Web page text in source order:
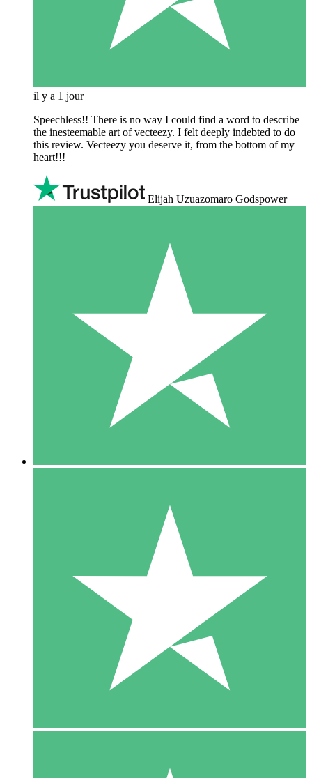
il y a 1 jour
Speechless!! There is no way I could find a word to describe
the inesteemable art of vecteezy. I felt deeply indebted to do
this review. Vecteezy you deserve it, from the bottom of my
heart!!!
Elijah Uzuazomaro Godspower